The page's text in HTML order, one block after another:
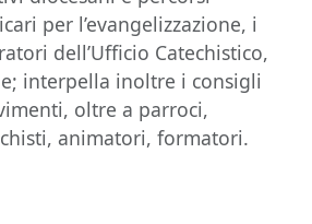
per l’evangelizzazione, i
dell’Ufficio Catechistico,
interpella inoltre i consigli
oltre a parroci,
animatori, formatori.